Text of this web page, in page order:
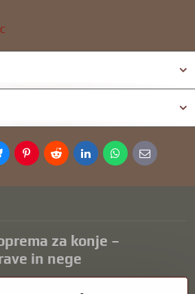
PinterestRedditLinkedInWhatsApp
E-
mail
za konje –
in nege